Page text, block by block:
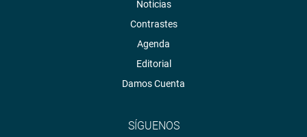
Noticias
Contrastes
Agenda
Editorial
Damos Cuenta
SÍGUENOS